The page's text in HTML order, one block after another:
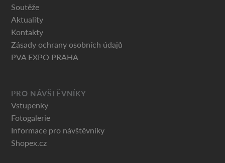
Soutěže
Aktuality
Kontakty
Zásady ochrany osobních údajů
PVA EXPO PRAHA
PRO NÁVŠTĚVNÍKY
Vstupenky
Fotogalerie
Informace pro návštěvníky
Shopex.cz